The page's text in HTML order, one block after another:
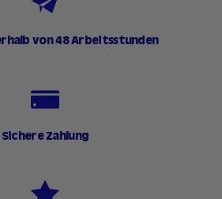
von 48 Arbeitsstunden
Sichere Zahlung